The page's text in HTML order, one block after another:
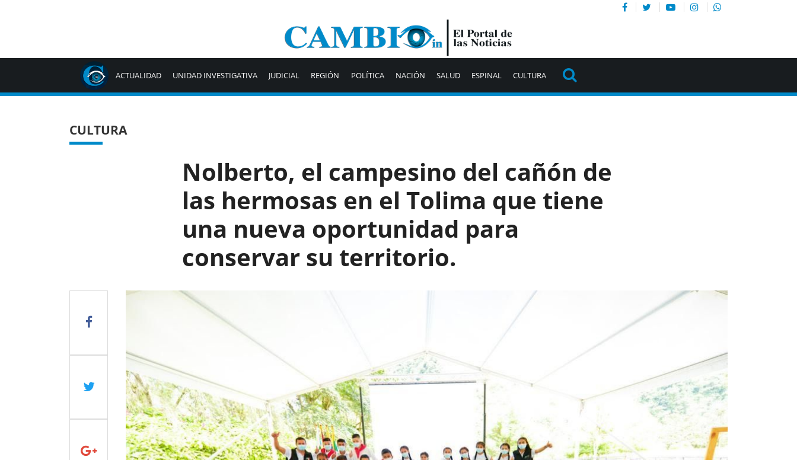
ACTUALIDAD UNIDAD INVESTIGATIVA JUDICIAL REGIÓN POLÍTICA NACIÓN SALUD ESPINAL CULTURA
CULTURA
Nolberto, el campesino del cañón de
las hermosas en el Tolima que tiene
una nueva oportunidad para
conservar su territorio.